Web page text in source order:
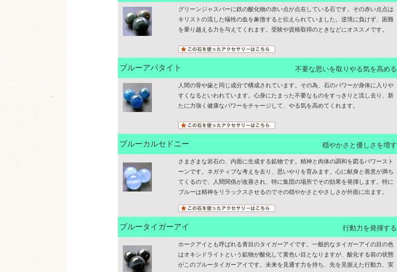
グリーンジャスパーに鉄の酸化物の赤い点が点在している石です。その赤い点点は
キリストの流した犠牲の血を象徴すると伝えられていました。逆境に負けず、困難
を乗り越える力を与えてくれます。受験や資格取得のときなどにオススメです。
ブルーアパタイト 不要な思いを取りやる気を高める
人間の骨や歯と同じ成分で構成されています。その為、石のパワーが身体に入りや
すくなるといわれています。心身にたまった不要なものをすっきりと流し去り、新
たに力強く健康なパワーをチャージして、やる気を高めてくれます。
ブルーカルセドニー 穏やかさと優しさを増す
さまざまな岩石の、内面に生成する鉱物です。精神と肉体の調和を図るパワースト
ーンです。ネガティブな考えを去り、思いやりを育みます。心に献身と善意が満ち
てくるので、人間関係が改善され、特に集団の場所でその効果を発揮します。特に
ブルーは精神をリラックスさせるのでその穏やかさとやさしさが外面に出ます。
ブルータイガーアイ 行動力を発揮する
ホークアイとも呼ばれる青目のタイガーアイです。一般的なタイガーアイの目の色
はオキシドライトという鉱物が酸化して黄色い目となりますが、酸化する前の状態
がこのブルータイガーアイです。未来を見通す力を持ち、先を見据えた行動力、実